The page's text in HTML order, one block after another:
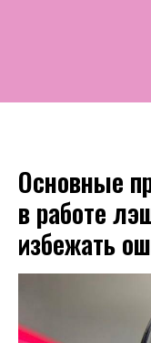
Основные
в работе
избежать